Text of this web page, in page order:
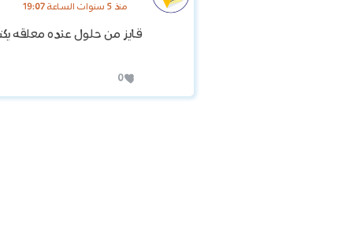
منذ 5 سنوات الساعة 19:07
قايز من حلول عنده معلقه
0